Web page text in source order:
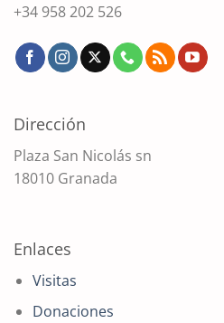
+34 958 202 526
Dirección
Plaza San Nicolás sn
18010 Granada
Enlaces
Visitas
Donaciones